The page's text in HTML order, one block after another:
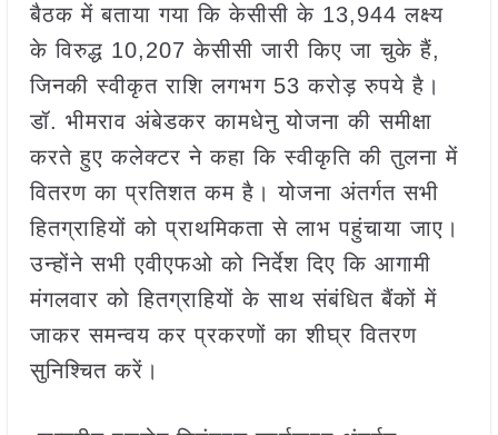
बैठक में बताया गया कि केसीसी के 13,944 लक्ष्य
के विरुद्ध 10,207 केसीसी जारी किए जा चुके हैं,
जिनकी स्वीकृत राशि लगभग 53 करोड़ रुपये है।
डॉ. भीमराव अंबेडकर कामधेनु योजना की समीक्षा
करते हुए कलेक्टर ने कहा कि स्वीकृति की तुलना में
वितरण का प्रतिशत कम है। योजना अंतर्गत सभी
हितग्राहियों को प्राथमिकता से लाभ पहुंचाया जाए।
उन्होंने सभी एवीएफओ को निर्देश दिए कि आगामी
मंगलवार को हितग्राहियों के साथ संबंधित बैंकों में
जाकर समन्वय कर प्रकरणों का शीघ्र वितरण
सुनिश्चित करें।